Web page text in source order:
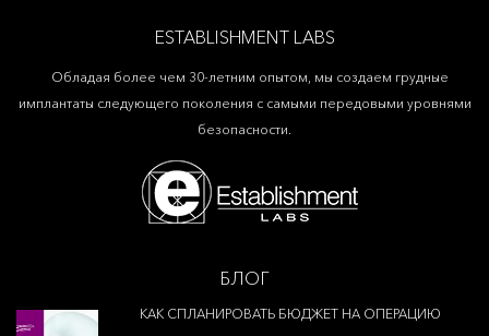
ESTABLISHMENT LABS
Обладая более чем 30-летним опытом, мы создаем грудные
имплантаты следующего поколения с самыми передовыми уровнями
безопасности.
БЛОГ
КАК СПЛАНИРОВАТЬ БЮДЖЕТ НА ОПЕРАЦИЮ